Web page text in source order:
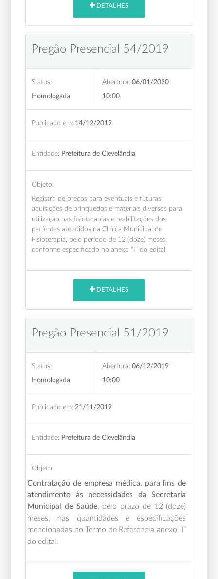
DETALHES
Pregão Presencial 54/2019
Status:
Homologada
Abertura: 06/01/2020
10:00
Publicado em: 14/12/2019
Entidade: Prefeitura de Clevelândia
Objeto:
Registro de preços para eventuais e futuras
aquisições de brinquedos e materiais diversos para
utilização nas fisioterapias e reabilitações dos
pacientes atendidos na Clínica Municipal de
Fisioterapia, pelo período de 12 (doze) meses,
conforme especificado no anexo “I” do edital.
DETALHES
Pregão Presencial 51/2019
Status:
Homologada
Abertura: 06/12/2019
10:00
Publicado em: 21/11/2019
Entidade: Prefeitura de Clevelândia
Objeto:
Contratação de empresa médica, para fins de
atendimento às necessidades da Secretaria
Municipal de Saúde, pelo prazo de 12 (doze)
meses,
nas quantidades e especificações
mencionadas no Termo de Referência anexo “I”
do edital.